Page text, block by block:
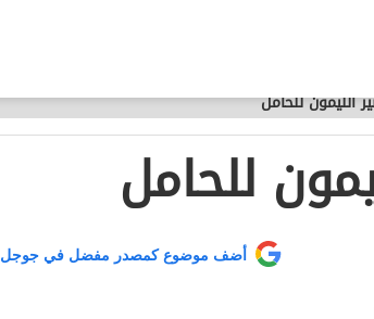
الليمون للحامل
للحامل
أضف موضوع كمصدر مفضل في جوجل